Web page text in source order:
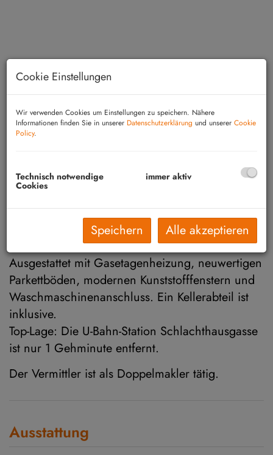
Wien, 3. Bezirk, Gestettengasse 19: Perfekte
Wohnung für Singles oder Paare! Die Wohnung
befindet sich im 1. Stock und verfügt über einen
Vorraum, eine moderne Einbauküche, ein
Wohnzimmer, ein Schlafzimmer sowie ein Bad.
Ausgestattet mit Gasetagenheizung, neuwertigen
Parkettböden, modernen Kunststofffenstern und
Waschmaschinenanschluss. Ein Kellerabteil ist
inklusive.
Top-Lage: Die U-Bahn-Station Schlachthausgasse
ist nur 1 Gehminute entfernt.
Der Vermittler ist als Doppelmakler tätig.
Ausstattung
Cookie Einstellungen
Wir verwenden Cookies um Einstellungen zu speichern. Nähere
Informationen finden Sie in unserer Datenschutzerklärung und unserer Cookie
Policy.
Technisch notwendige
Cookies
immer aktiv
Speichern Alle akzeptieren